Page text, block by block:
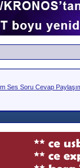
Ses Soru Cevap